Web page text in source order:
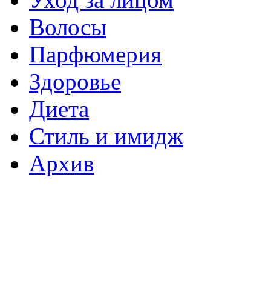
Волосы
Парфюмерия
Здоровье
Диета
Стиль и имидж
Архив